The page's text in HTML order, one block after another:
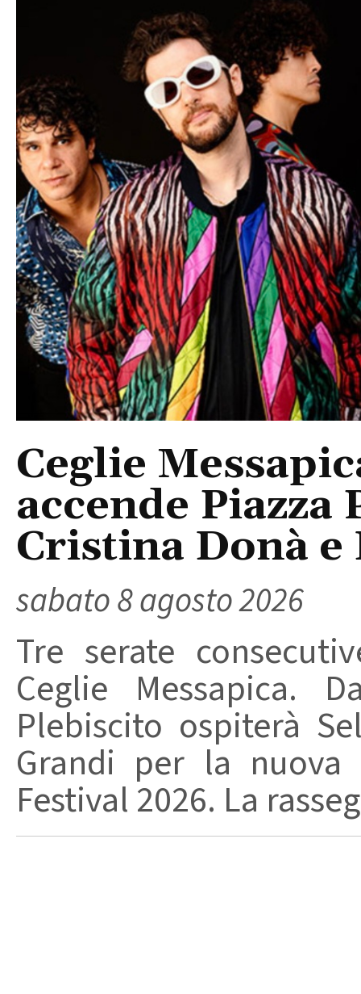
Ceglie
accende
Cristina Donà
sabato 8 agosto 2026
Tre serate
Ceglie Messapica.
Plebiscito ospiterà
Grandi per la
Festival 2026. La